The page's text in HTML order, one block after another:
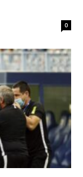
0